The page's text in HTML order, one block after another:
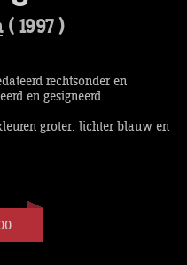
( 1997 )
rechtsonder en
en gesigneerd.
groter: lichter blauw en